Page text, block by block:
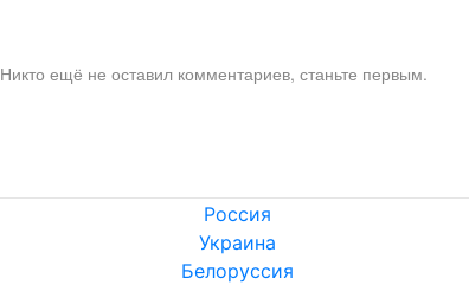
Никто ещё не оставил комментариев, станьте первым.
Россия
Украина
Белоруссия